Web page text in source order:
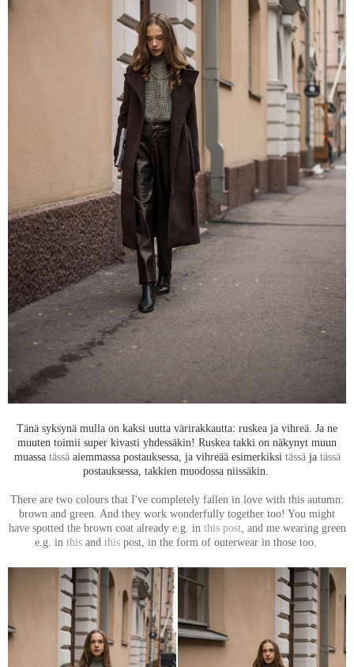
Tänä syksynä mulla on kaksi uutta värirakkautta: ruskea ja vihreä. Ja ne
muuten toimii super kivasti yhdessäkin! Ruskea takki on näkynyt muun
muassa tässäaiemmassa postauksessa, ja vihreää esimerkiksi tässäja tässä
postauksessa, takkien muodossa niissäkin.
There are two colours that I've completely fallen in love with this autumn:
brown and green. And they work wonderfully together too! You might
have spotted the brown coat already e.g. in this post, and me wearing green
e.g. in thisand thispost, in the form of outerwear in those too.